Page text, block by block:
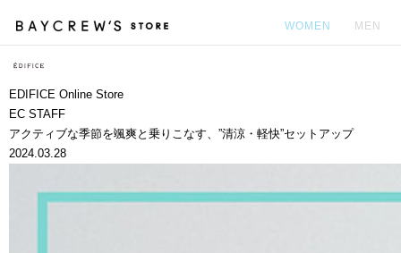
WOMEN MEN
EDIFICE Online Store
EC STAFF
アクティブな季節を颯爽と乗りこなす、”清涼・軽快”セットアップ
2024.03.28